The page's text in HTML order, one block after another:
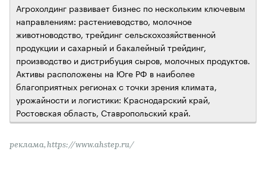
Агрохолдинг развивает бизнес по нескольким ключевым
направлениям: растениеводство, молочное
животноводство, трейдинг сельскохозяйственной
продукции и сахарный и бакалейный трейдинг,
производство и дистрибуция сыров, молочных продуктов.
Активы расположены на Юге РФ в наиболее
благоприятных регионах с точки зрения климата,
урожайности и логистики: Краснодарский край,
Ростовская область, Ставропольский край.
реклама, https://www.ahstep.ru/